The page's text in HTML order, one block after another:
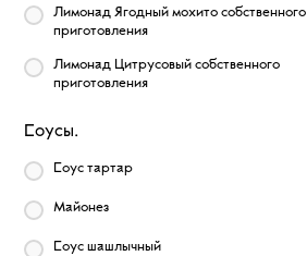
Лимонад Ягодный мохито собственного
приготовления
Лимонад Цитрусовый собственного
приготовления
Соусы.
Соус тартар
Майонез
Соус шашлычный